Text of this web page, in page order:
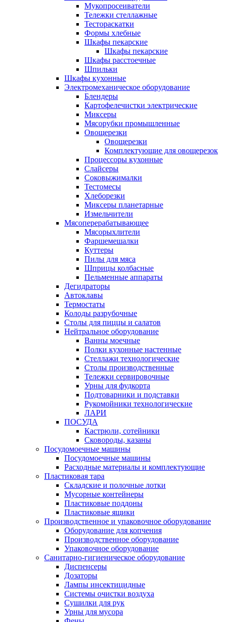
Мукопросеиватели
Тележки стеллажные
Тестораскатки
Формы хлебные
Шкафы пекарские
Шкафы пекарские
Шкафы расстоечные
Шпильки
Шкафы кухонные
Электромеханическое оборудование
Блендеры
Картофелечистки электрические
Миксеры
Мясорубки промышленные
Овощерезки
Овощерезки
Комплектующие для овощерезок
Процессоры кухонные
Слайсеры
Соковыжималки
Тестомесы
Хлеборезки
Миксеры планетарные
Измельчители
Мясоперерабатывающее
Мясорыхлители
Фаршемешалки
Куттеры
Пилы для мяса
Шприцы колбасные
Пельменные аппараты
Дегидраторы
Автоклавы
Термостаты
Колоды разрубочные
Столы для пиццы и салатов
Нейтральное оборудование
Ванны моечные
Полки кухонные настенные
Стеллажи технологические
Столы производственные
Тележки сервировочные
Урны для фудкорта
Подтоварники и подставки
Рукомойники технологические
ЛАРИ
ПОСУДА
Кастрюли, сотейники
Сковороды, казаны
Посудомоечные машины
Посудомоечные машины
Расходные материалы и комплектующие
Пластиковая тара
Складские и полочные лотки
Мусорные контейнеры
Пластиковые поддоны
Пластиковые ящики
Производственное и упаковочное оборудование
Оборудование для копчения
Производственное оборудование
Упаковочное оборудование
Санитарно-гигиеническое оборудование
Диспенсеры
Дозаторы
Лампы инсектицидные
Системы очистки воздуха
Сушилки для рук
Урны для мусора